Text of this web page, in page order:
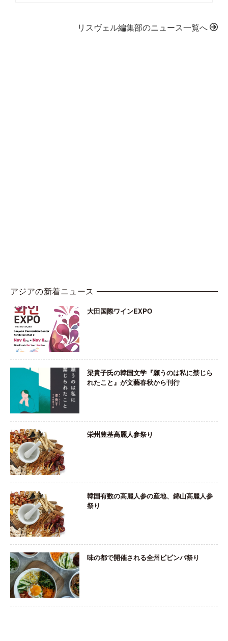
リスヴェル編集部のニュース一覧へ
アジアの新着ニュース
大田国際ワインEXPO
梁貴子氏の韓国文学『願うのは私に禁じら
れたこと』が文藝春秋から刊行
栄州豊基高麗人参祭り
韓国有数の高麗人参の産地、錦山高麗人参
祭り
味の都で開催される全州ビビンバ祭り